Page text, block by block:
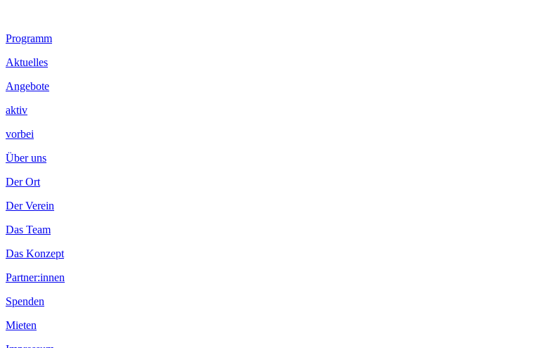
Footer
Inhalt
Programm
Aktuelles
Angebote
aktiv
vorbei
Über uns
Der Ort
Der Verein
Das Team
Das Konzept
Partner:innen
Spenden
Mieten